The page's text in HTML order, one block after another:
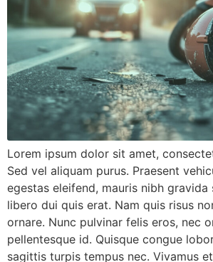
Lorem ipsum dolor sit amet,
Sed vel aliquam purus. Praesent
egestas eleifend, mauris nibh
libero dui quis erat. Nam quis risus
ornare. Nunc pulvinar felis eros, nec
pellentesque id. Quisque congue
sagittis turpis tempus nec. Vivamus